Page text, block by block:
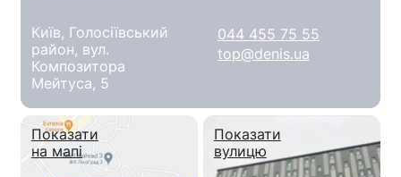
Київ, Голосіївський
район, вул.
Композитора
Мейтуса, 5
044 455 75 55
top@denis.ua
Показати
на мапі
Показати
вулицю